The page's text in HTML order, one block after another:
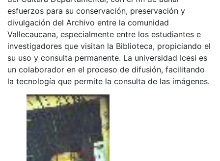
esfuerzos para su conservación, preservación y
divulgación del Archivo entre la comunidad
Vallecaucana, especialmente entre los estudiantes e
investigadores que visitan la Biblioteca, propiciando el
su uso y consulta permanente. La universidad Icesi es
un colaborador en el proceso de difusión, facilitando
la tecnología que permite la consulta de las imágenes.